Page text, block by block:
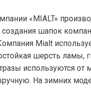
«MIALT»
шапок
Mialt
шерсть ламы,
используются
На зимних